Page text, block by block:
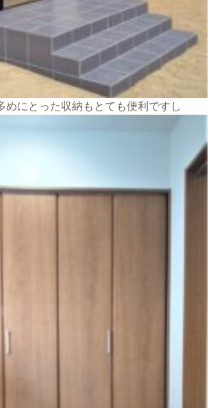
めにとった収納もとても便利ですし